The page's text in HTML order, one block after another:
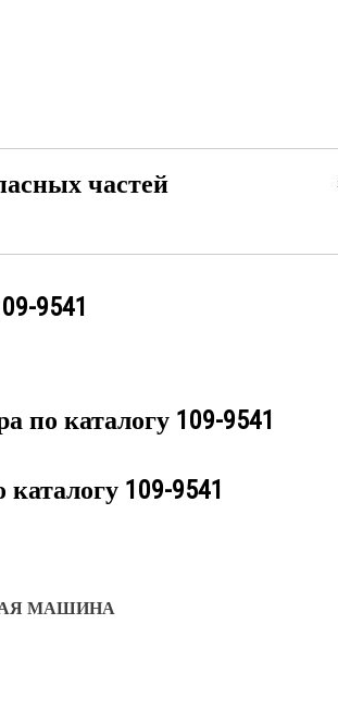
частей
9541
по каталогу 109-9541
109-9541
МАШИНА